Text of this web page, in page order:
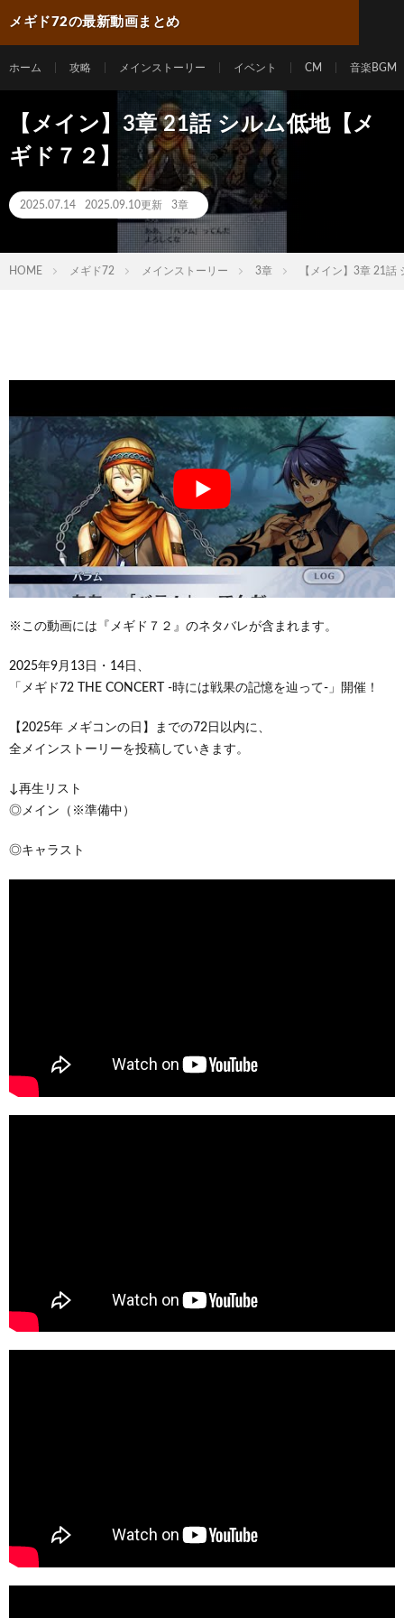
メギド72の最新動画まとめ
ホーム 攻略 メインストーリー イベント CM 音楽BGM
【メイン】3章 21話 シルム低地【メ
ギド７２】
2025.07.14 2025.09.10更新 3章
HOME メギド72 メインストーリー 3章 【メイン】3章 21話
※この動画には『メギド７２』のネタバレが含まれます。
2025年9月13日・14日、
「メギド72 THE CONCERT -時には戦果の記憶を辿って-」開催！
【2025年 メギコンの日】までの72日以内に、
全メインストーリーを投稿していきます。
↓再生リスト
◎メイン（※準備中）
◎キャラスト